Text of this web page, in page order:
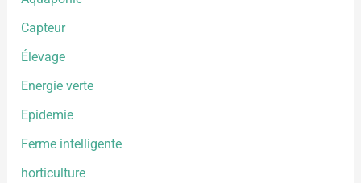
Capteur
Élevage
Energie verte
Epidemie
Ferme intelligente
horticulture